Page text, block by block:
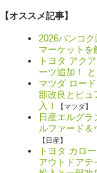
【オススメ記事】
2026バンコ
マーケットを
トヨタ アク
ーツ追加！
マツダ ロー
部改良とピュ
入！
【マツダ】
日産エルグ
ルファード＆
【日産】
トヨタ カロ
アウトドアテ